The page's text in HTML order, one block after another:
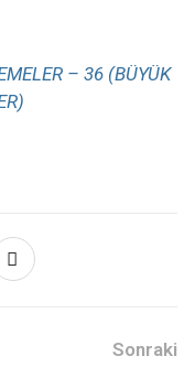
– 36 (BÜYÜK
Sonraki